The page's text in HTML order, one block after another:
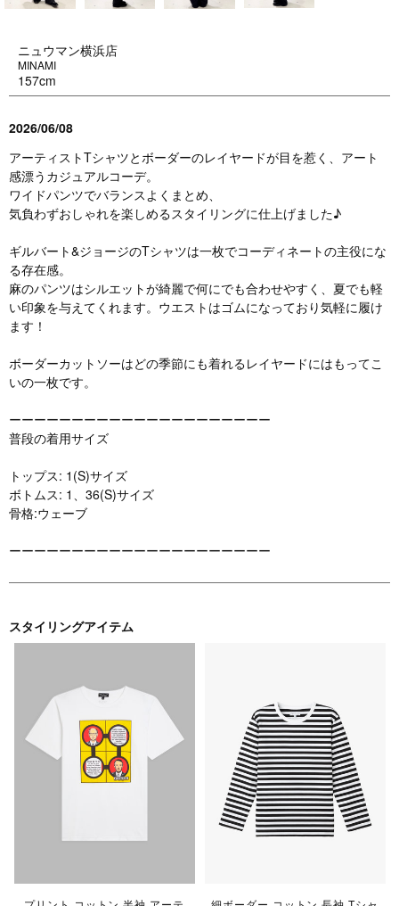
ニュウマン横浜店
MINAMI
157cm
2026/06/08
アーティストTシャツとボーダーのレイヤードが目を惹く、アート
感漂うカジュアルコーデ。
ワイドパンツでバランスよくまとめ、
気負わずおしゃれを楽しめるスタイリングに仕上げました♪
ギルバート&ジョージのTシャツは一枚でコーディネートの主役にな
る存在感。
麻のパンツはシルエットが綺麗で何にでも合わせやすく、夏でも軽
い印象を与えてくれます。ウエストはゴムになっており気軽に履け
ます！
ボーダーカットソーはどの季節にも着れるレイヤードにはもってこ
いの一枚です。
ーーーーーーーーーーーーーーーーーーーーー
普段の着用サイズ
トップス: 1(S)サイズ
ボトムス: 1、36(S)サイズ
骨格:ウェーブ
ーーーーーーーーーーーーーーーーーーーーー
スタイリングアイテム